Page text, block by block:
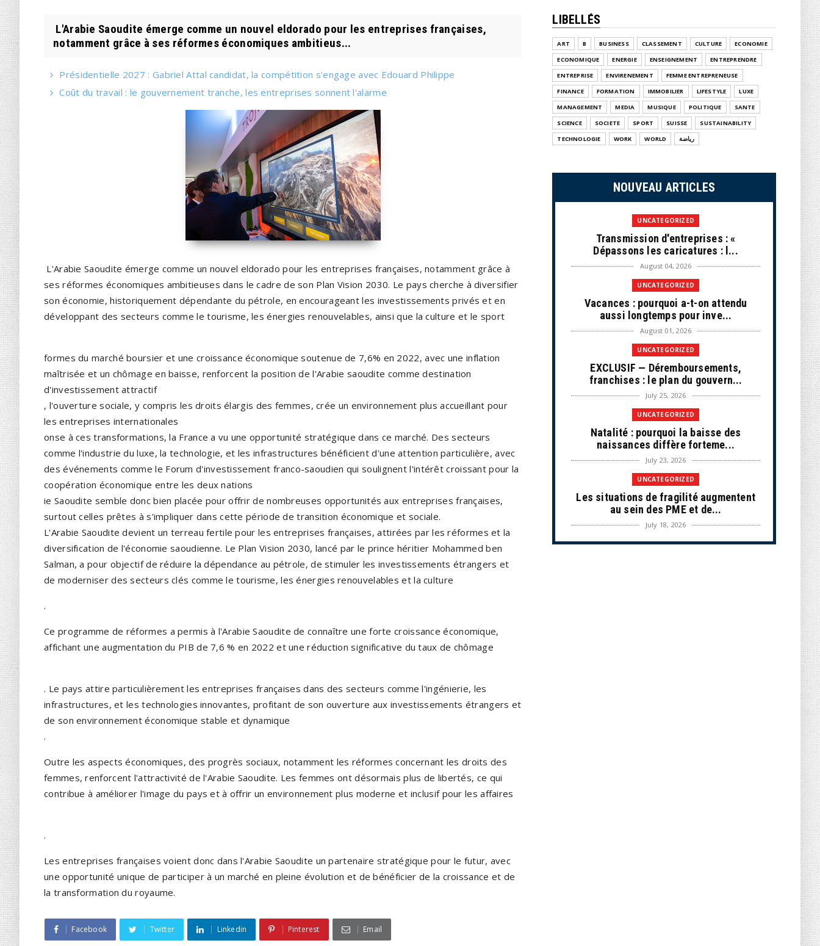
L'Arabie Saoudite émerge comme un nouvel eldorado pour les entreprises françaises,
notamment grâce à ses réformes économiques ambitieus...
Présidentielle 2027 : Gabriel Attal candidat, la compétition s'engage avec Edouard Philippe
Coût du travail : le gouvernement tranche, les entreprises sonnent l'alarme
L'Arabie Saoudite émerge comme un nouvel eldorado pour les entreprises françaises, notamment grâce à
ses réformes économiques ambitieuses dans le cadre de son Plan Vision 2030. Le pays cherche à diversifier
son économie, historiquement dépendante du pétrole, en encourageant les investissements privés et en
développant des secteurs comme le tourisme, les énergies renouvelables, ainsi que la culture et le sport​
formes du marché boursier et une croissance économique soutenue de 7,6% en 2022, avec une inflation
maîtrisée et un chômage en baisse, renforcent la position de l'Arabie saoudite comme destination
d'investissement attractif
, l'ouverture sociale, y compris les droits élargis des femmes, crée un environnement plus accueillant pour
les entreprises internationales
onse à ces transformations, la France a vu une opportunité stratégique dans ce marché. Des secteurs
comme l'industrie du luxe, la technologie, et les infrastructures bénéficient d'une attention particulière, avec
des événements comme le Forum d'investissement franco-saoudien qui soulignent l'intérêt croissant pour la
coopération économique entre les deux nations
ie Saoudite semble donc bien placée pour offrir de nombreuses opportunités aux entreprises françaises,
surtout celles prêtes à s'impliquer dans cette période de transition économique et sociale.
L'Arabie Saoudite devient un terreau fertile pour les entreprises françaises, attirées par les réformes et la
diversification de l'économie saoudienne. Le Plan Vision 2030, lancé par le prince héritier Mohammed ben
Salman, a pour objectif de réduire la dépendance au pétrole, de stimuler les investissements étrangers et
de moderniser des secteurs clés comme le tourisme, les énergies renouvelables et la culture​
.
Ce programme de réformes a permis à l'Arabie Saoudite de connaître une forte croissance économique,
affichant une augmentation du PIB de 7,6 % en 2022 et une réduction significative du taux de chômage​
. Le pays attire particulièrement les entreprises françaises dans des secteurs comme l'ingénierie, les
infrastructures, et les technologies innovantes, profitant de son ouverture aux investissements étrangers et
de son environnement économique stable et dynamique​
.
Outre les aspects économiques, des progrès sociaux, notamment les réformes concernant les droits des
femmes, renforcent l'attractivité de l'Arabie Saoudite. Les femmes ont désormais plus de libertés, ce qui
contribue à améliorer l'image du pays et à offrir un environnement plus moderne et inclusif pour les affaires​
.
Les entreprises françaises voient donc dans l'Arabie Saoudite un partenaire stratégique pour le futur, avec
une opportunité unique de participer à un marché en pleine évolution et de bénéficier de la croissance et de
la transformation du royaume.
Facebook Twitter Linkedin Pinterest Email
LIBELLÉS
ART B BUSINESS CLASSEMENT CULTURE
ECONOMIE
ECONOMIQUE
ENERGIE ENSEIGNEMENT
ENTREPRENDRE
ENTREPRISE
ENVIRENEMENT
FEMME ENTREPRENEUSE
FINANCE
FORMATION IMMOBILIER LIFESTYLE
LUXE
MANAGEMENT
MEDIA MUSIQUE POLITIQUE
SANTE
SCIENCE
SOCIETE SPORT SUISSE
SUSTAINABILITY
TECHNOLOGIE
WORK WORLD رياضة
NOUVEAU ARTICLES
UNCATEGORIZED
Transmission d'entreprises : «
Dépassons les caricatures : l...
August 04, 2026
UNCATEGORIZED
Vacances : pourquoi a-t-on attendu
aussi longtemps pour inve...
August 01, 2026
UNCATEGORIZED
EXCLUSIF — Déremboursements,
franchises : le plan du gouvern...
July 25, 2026
UNCATEGORIZED
Natalité : pourquoi la baisse des
naissances diffère forteme...
July 23, 2026
UNCATEGORIZED
Les situations de fragilité augmentent
au sein des PME et de...
July 18, 2026
ECONOMIE